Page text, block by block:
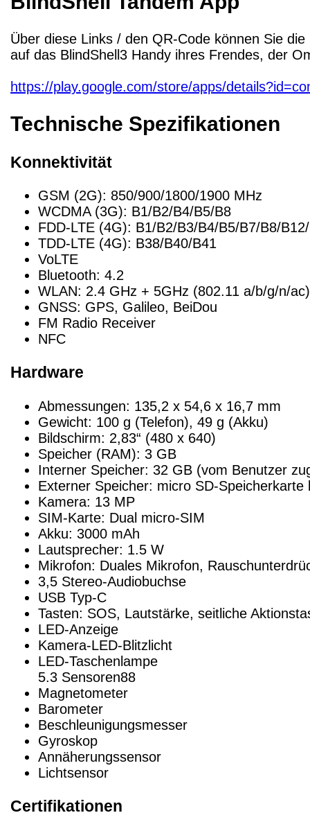
Über diese Links / den QR-Code können Sie
auf das BlindShell3 Handy ihres Frendes, der
https://play.google.com/store/apps/
Technische Spezifikationen
Konnektivität
GSM (2G): 850/900/1800/1900 MHz
WCDMA (3G): B1/B2/B4/B5/B8
FDD-LTE (4G): B1/B2/B3/B4/B5/B7/B8/
TDD-LTE (4G): B38/B40/B41
VoLTE
Bluetooth: 4.2
WLAN: 2.4 GHz + 5GHz (802.11 a/b/g/n/ac)
GNSS: GPS, Galileo, BeiDou
FM Radio Receiver
NFC
Hardware
Abmessungen: 135,2 x 54,6 x 16,7 mm
Gewicht: 100 g (Telefon), 49 g (Akku)
Bildschirm: 2,83“ (480 x 640)
Speicher (RAM): 3 GB
Interner Speicher: 32 GB (vom Benutzer
Externer Speicher: micro SD-Speicherkarte
Kamera: 13 MP
SIM-Karte: Dual micro-SIM
Akku: 3000 mAh
Lautsprecher: 1.5 W
Mikrofon: Duales Mikrofon,
3,5 Stereo-Audiobuchse
USB Typ-C
Tasten: SOS, Lautstärke, seitliche
LED-Anzeige
Kamera-LED-Blitzlicht
LED-Taschenlampe
5.3 Sensoren88
Magnetometer
Barometer
Beschleunigungsmesser
Gyroskop
Annäherungssensor
Lichtsensor
Certifikationen